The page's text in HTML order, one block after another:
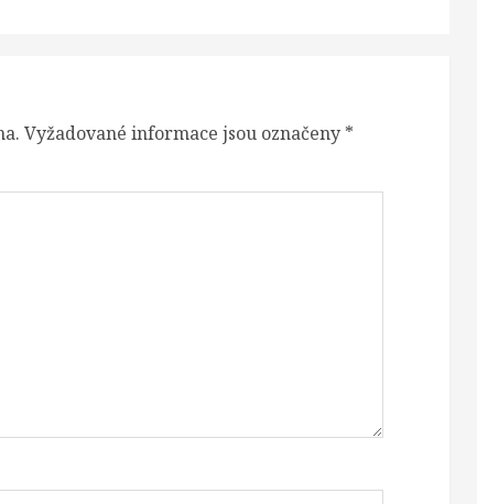
Vyžadované informace jsou označeny *